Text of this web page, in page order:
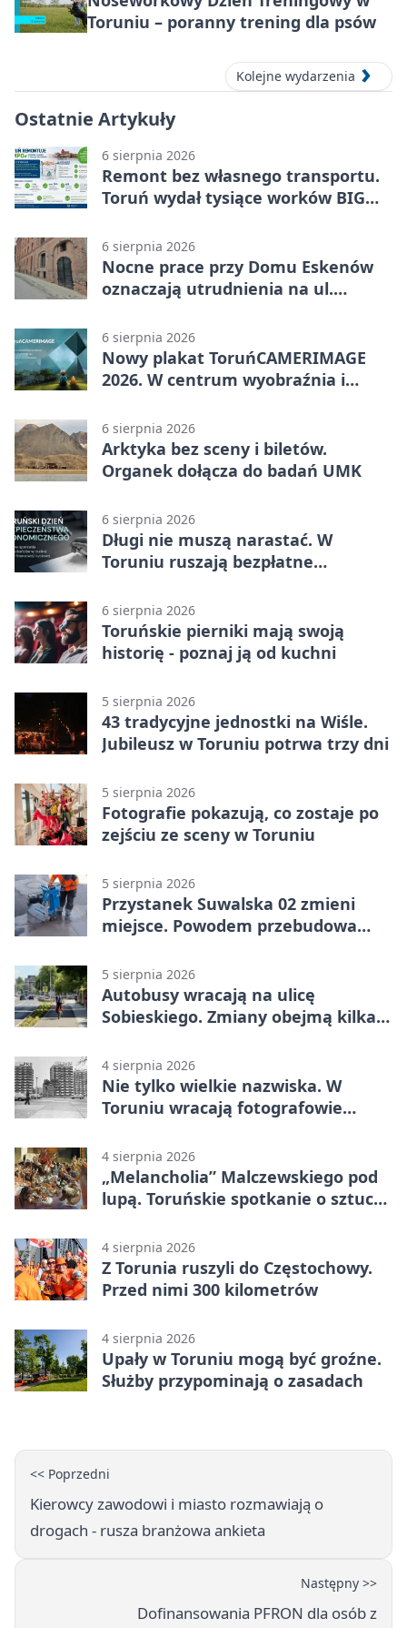
Toruniu – poranny trening dla psów
Kolejne wydarzenia
Ostatnie Artykuły
6 sierpnia 2026
Remont bez własnego transportu.
Toruń wydał tysiące worków BIG
6 sierpnia 2026
Nocne prace przy Domu Eskenów
oznaczają utrudnienia na ul.
6 sierpnia 2026
Nowy plakat ToruńCAMERIMAGE
2026. W centrum wyobraźnia i
6 sierpnia 2026
Arktyka bez sceny i biletów.
Organek dołącza do badań UMK
6 sierpnia 2026
Długi nie muszą narastać. W
Toruniu ruszają bezpłatne
6 sierpnia 2026
Toruńskie pierniki mają swoją
historię - poznaj ją od kuchni
5 sierpnia 2026
43 tradycyjne jednostki na Wiśle.
Jubileusz w Toruniu potrwa trzy dni
5 sierpnia 2026
Fotografie pokazują, co zostaje po
zejściu ze sceny w Toruniu
5 sierpnia 2026
Przystanek Suwalska 02 zmieni
miejsce. Powodem przebudowa
5 sierpnia 2026
Autobusy wracają na ulicę
Sobieskiego. Zmiany obejmą kilka
4 sierpnia 2026
Nie tylko wielkie nazwiska. W
Toruniu wracają fotografowie
4 sierpnia 2026
„Melancholia” Malczewskiego pod
lupą. Toruńskie spotkanie o sztuce i
4 sierpnia 2026
Z Torunia ruszyli do Częstochowy.
Przed nimi 300 kilometrów
4 sierpnia 2026
Upały w Toruniu mogą być groźne.
Służby przypominają o zasadach
<< Poprzedni
Kierowcy zawodowi i miasto rozmawiają o
drogach - rusza branżowa ankieta
Następny >>
Dofinansowania PFRON dla osób z